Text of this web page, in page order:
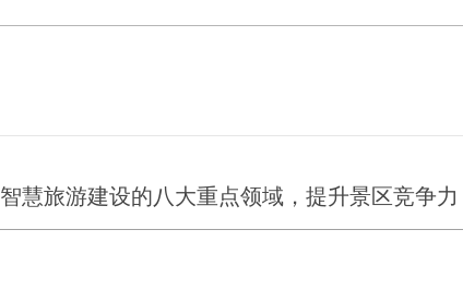
智慧旅游建设的八大重点领域，提升景区竞争力